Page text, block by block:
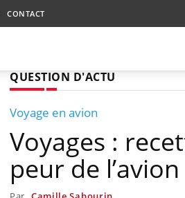
CONTACT
QUESTION D'ACTU
Voyage en avion
Voyages :
peur de l’avion